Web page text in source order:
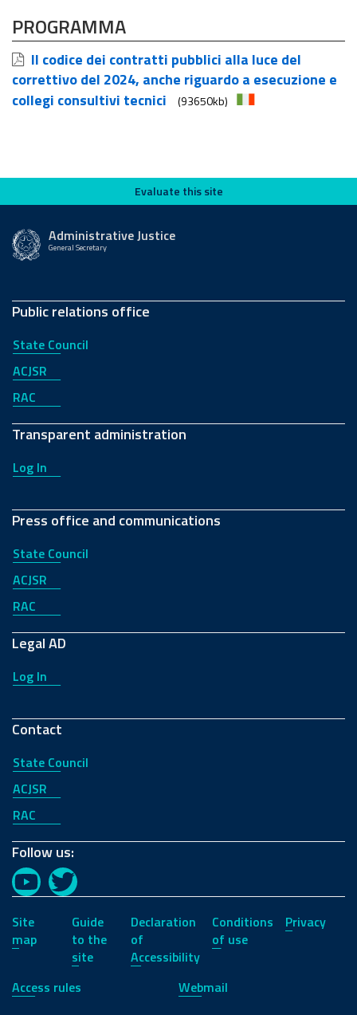
PROGRAMMA
Il codice dei contratti pubblici alla luce del
correttivo del 2024, anche riguardo a esecuzione e
collegi consultivi tecnici
(93650kb)
Evaluate this siteEvaluate this site
Administrative Justice
General Secretary
Public relations office
State Council
ACJSR
RAC
Transparent administration
Log In
Press office and communications
State Council
ACJSR
RAC
Legal AD
Log In
Contact
State Council
ACJSR
RAC
Follow us:
YouTubeTwitter
Site
map
Guide
to the
site
Declaration
of
Accessibility
Conditions
of use
Privacy
Access rules Webmail